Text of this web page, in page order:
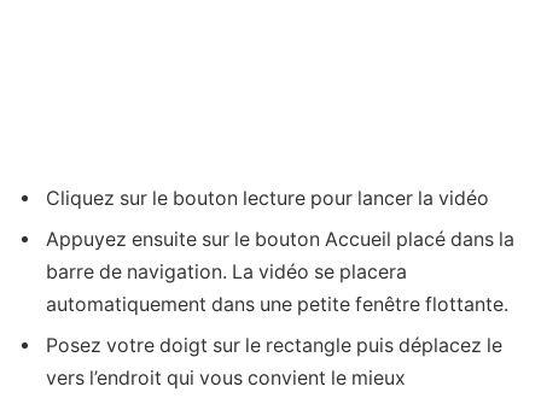
Cliquez sur le bouton lecture pour lancer la vidéo
Appuyez ensuite sur le bouton Accueil placé dans la
barre de navigation. La vidéo se placera
automatiquement dans une petite fenêtre flottante.
Posez votre doigt sur le rectangle puis déplacez le
vers l’endroit qui vous convient le mieux